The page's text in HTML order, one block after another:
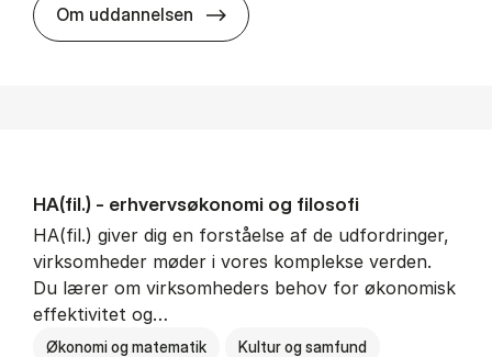
Om uddannelsen HA i mar­keds- og kul­tu­r­a­na­ly­se
HA(fil.) - erhvervs­økonomi og fi­lo­so­fi
HA(fil.) giver dig en forståelse af de udfordringer,
virksomheder møder i vores komplekse verden.
Du lærer om virksomheders behov for økonomisk
effektivitet og…
Økonomi og matematik Kultur og samfund